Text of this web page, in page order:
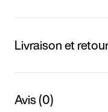
Livraison et
Avis (0)